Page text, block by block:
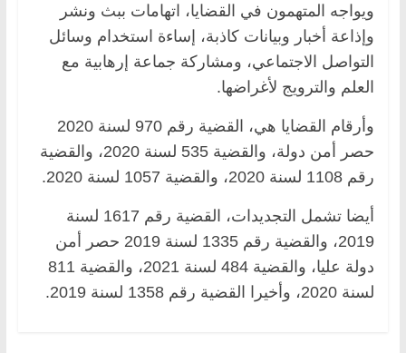
ويواجه المتهمون في القضايا، اتهامات ببث ونشر
وإذاعة أخبار وبيانات كاذبة، إساءة استخدام وسائل
التواصل الاجتماعي، ومشاركة جماعة إرهابية مع
العلم والترويج لأغراضها.
وأرقام القضايا هي، القضية رقم 970 لسنة 2020
حصر أمن دولة، والقضية 535 لسنة 2020، والقضية
رقم 1108 لسنة 2020، والقضية 1057 لسنة 2020.
أيضا تشمل التجديدات، القضية رقم 1617 لسنة
2019، والقضية رقم 1335 لسنة 2019 حصر أمن
دولة عليا، والقضية 484 لسنة 2021، والقضية 811
لسنة 2020، وأخيرا القضية رقم 1358 لسنة 2019.